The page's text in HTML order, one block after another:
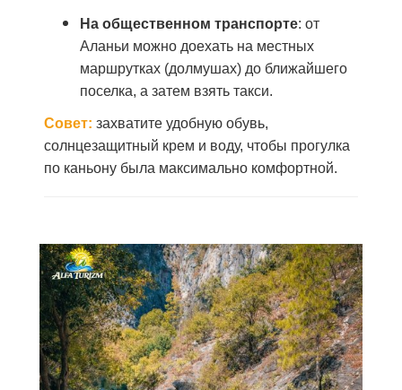
На общественном транспорте: от
Аланьи можно доехать на местных
маршрутках (долмушах) до ближайшего
поселка, а затем взять такси.
Совет: захватите удобную обувь,
солнцезащитный крем и воду, чтобы прогулка
по каньону была максимально комфортной.